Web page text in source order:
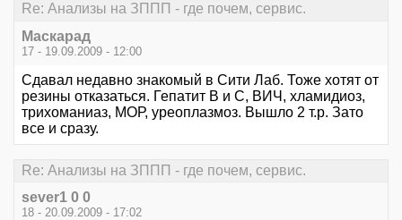
Re: Анализы на ЗППП - где почем, сервис.
Маскарад
17 - 19.09.2009 - 12:00
Сдавал недавно знакомый в Сити Лаб. Тоже хотят от
резины отказаться. Гепатит В и С, ВИЧ, хламидиоз,
трихоманиаз, МОР, уреоплазмоз. Вышло 2 т.р. Зато
все и сразу.
Re: Анализы на ЗППП - где почем, сервис.
sever1 0 0
18 - 20.09.2009 - 17:02